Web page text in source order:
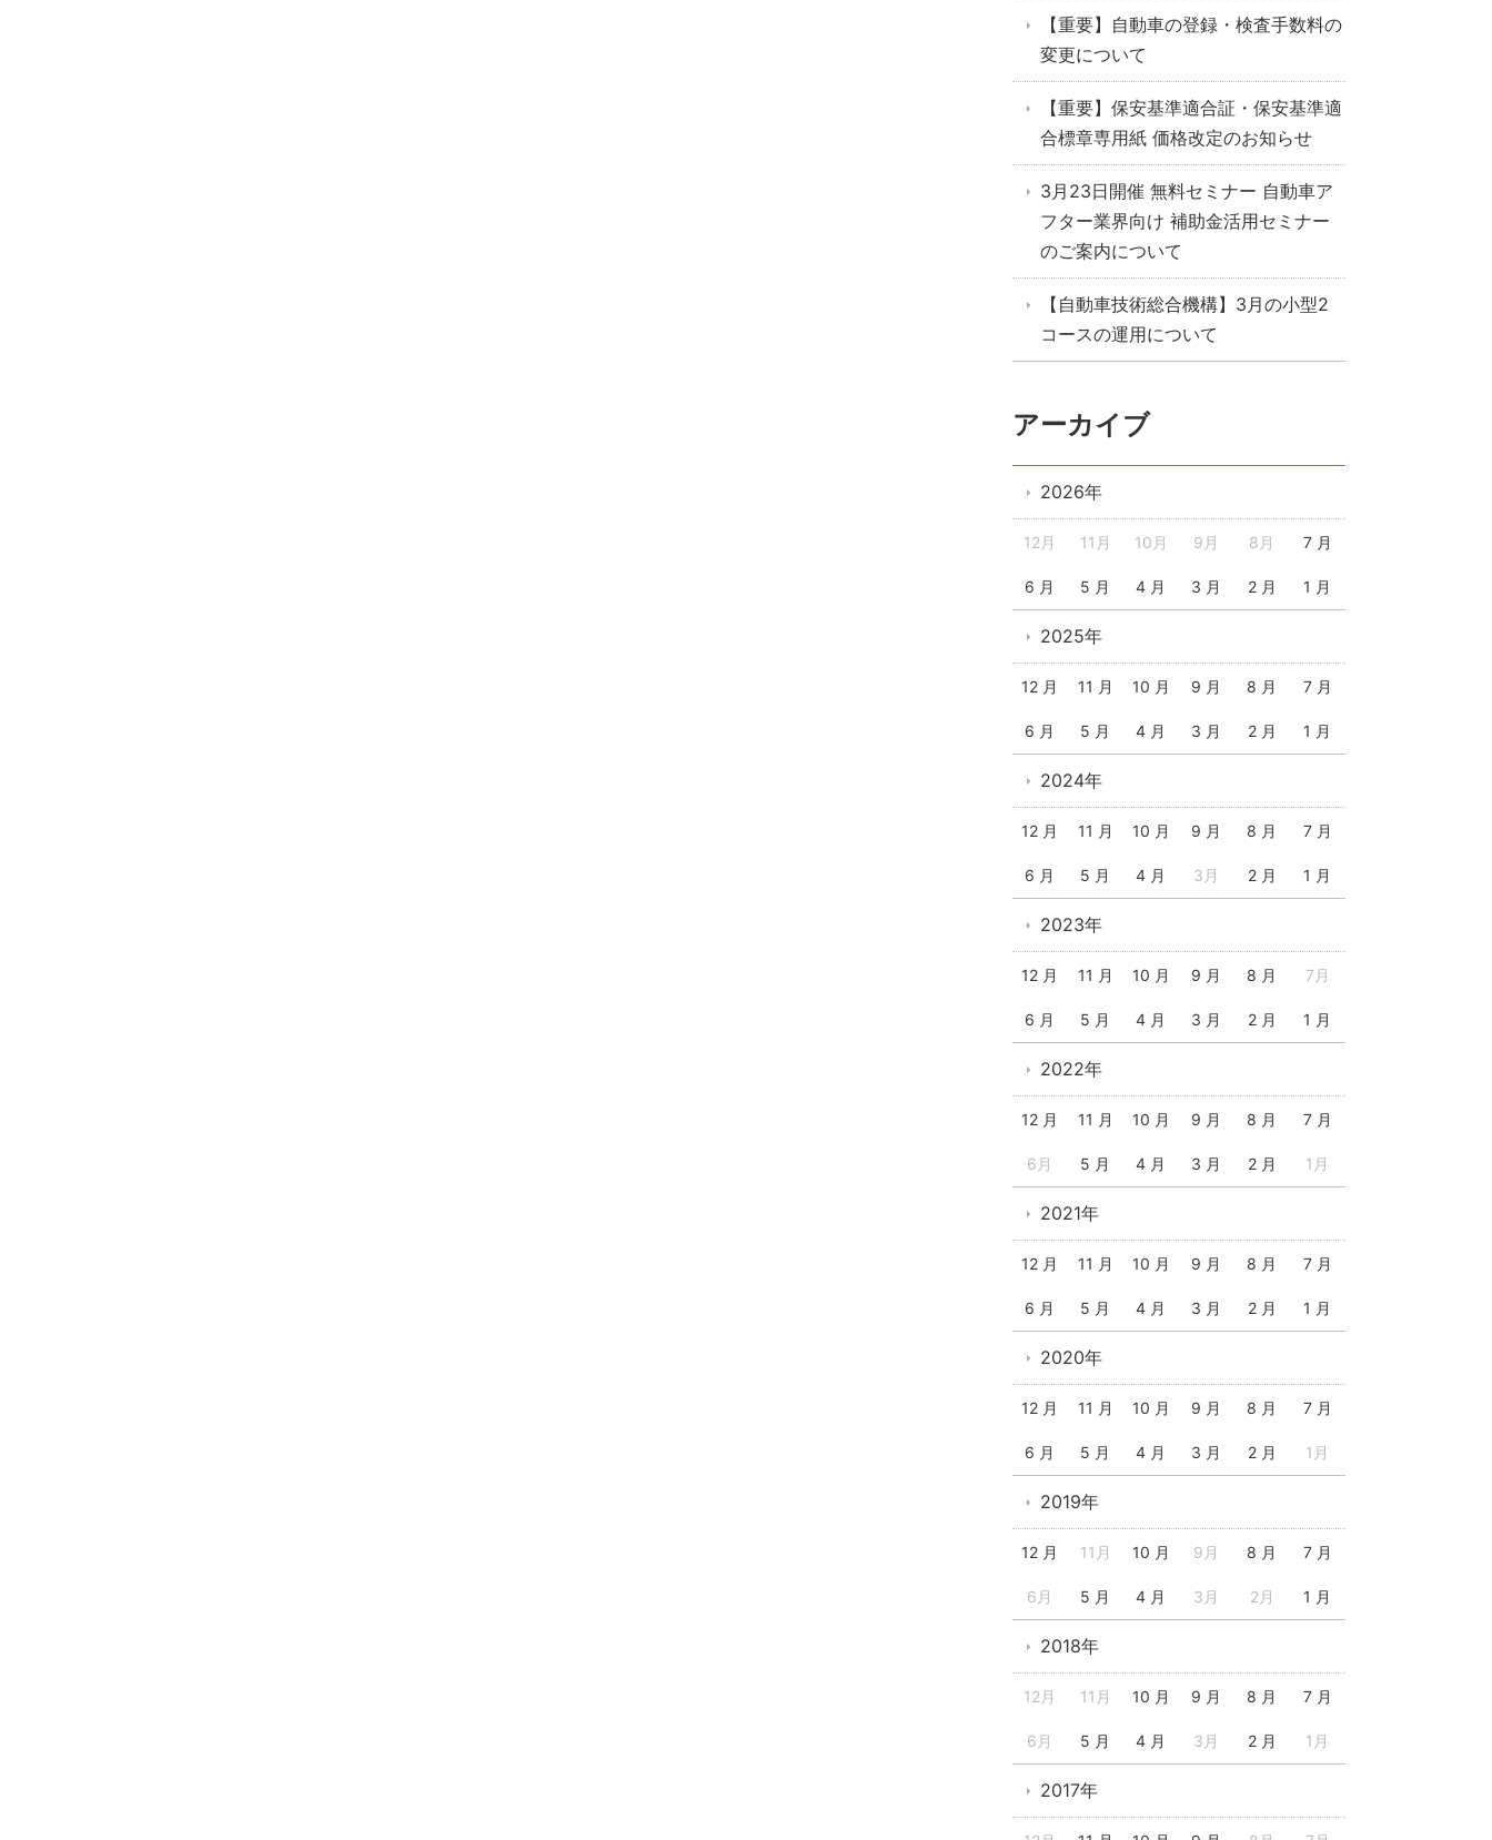
【重要】自動車の登録・検査手数料の
変更について
【重要】保安基準適合証・保安基準適
合標章専用紙 価格改定のお知らせ
3月23日開催 無料セミナー 自動車ア
フター業界向け 補助金活用セミナー
のご案内について
【自動車技術総合機構】3月の小型2
コースの運用について
アーカイブ
2026年
12月 11月 10月 9月 8月 7 月
6 月 5 月 4 月 3 月 2 月 1 月
2025年
12 月 11 月 10 月 9 月 8 月 7 月
6 月 5 月 4 月 3 月 2 月 1 月
2024年
12 月 11 月 10 月 9 月 8 月 7 月
6 月 5 月 4 月 3月 2 月 1 月
2023年
12 月 11 月 10 月 9 月 8 月 7月
6 月 5 月 4 月 3 月 2 月 1 月
2022年
12 月 11 月 10 月 9 月 8 月 7 月
6月 5 月 4 月 3 月 2 月 1月
2021年
12 月 11 月 10 月 9 月 8 月 7 月
6 月 5 月 4 月 3 月 2 月 1 月
2020年
12 月 11 月 10 月 9 月 8 月 7 月
6 月 5 月 4 月 3 月 2 月 1月
2019年
12 月 11月 10 月 9月 8 月 7 月
6月 5 月 4 月 3月 2月 1 月
2018年
12月 11月 10 月 9 月 8 月 7 月
6月 5 月 4 月 3月 2 月 1月
2017年